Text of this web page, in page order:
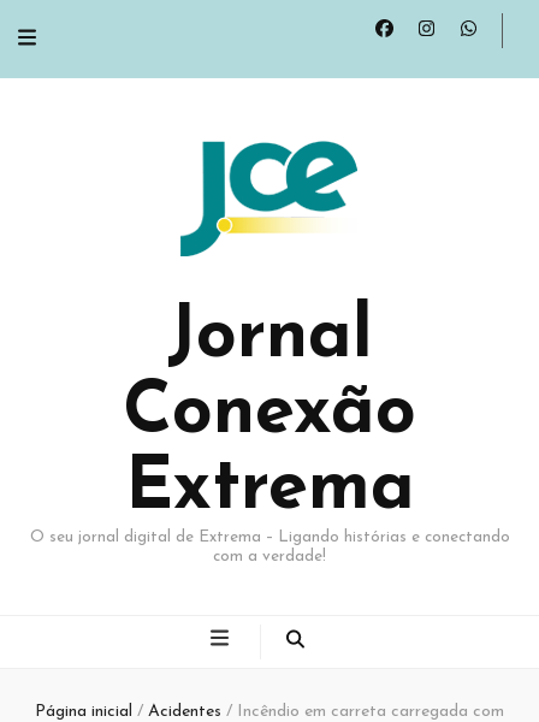
Jornal
Conexão
Extrema
O seu jornal digital de Extrema – Ligando histórias e conectando
com a verdade!
Página inicial / Acidentes /
Incêndio em carreta carregada com